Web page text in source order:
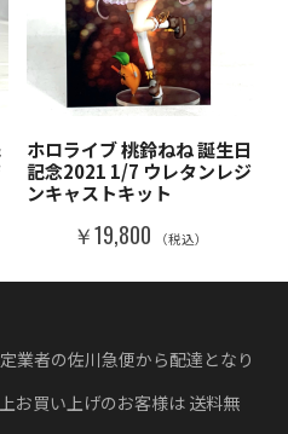
ホロライブ 桃鈴ねね 誕生日
記念2021 1/7 ウレタンレジ
ンキャストキット
￥19,800 （税込）
業者の佐川急便から配達となり
お買い上げのお客様は 送料無